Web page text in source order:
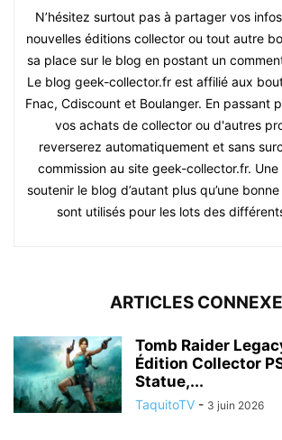
N’hésitez surtout pas à partager vos
nouvelles éditions collector ou tout autre
sa place sur le blog en postant un
Le blog geek-collector.fr est affilié aux
Fnac, Cdiscount et Boulanger. En passant
vos achats de collector ou d'autres
reverserez automatiquement et sans
commission au site geek-collector.fr.
soutenir le blog d’autant plus qu’une
sont utilisés pour les lots des
ARTICLES
Tomb Raider
Édition Collector
Statue,...
TaquitoTV - 3 juin 2026